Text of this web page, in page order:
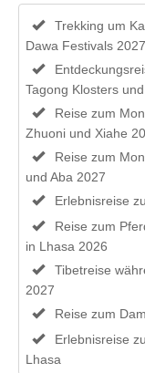
Trekking um
Dawa Festivals 2027
Tagong Klosters
Reise zum
Zhuoni und Xiahe
Reise zum
und Aba 2027
Erlebnisreise
Reise zum
in Lhasa 2026
Tibetreise
2027
Reise zum
Erlebnisreise
Lhasa